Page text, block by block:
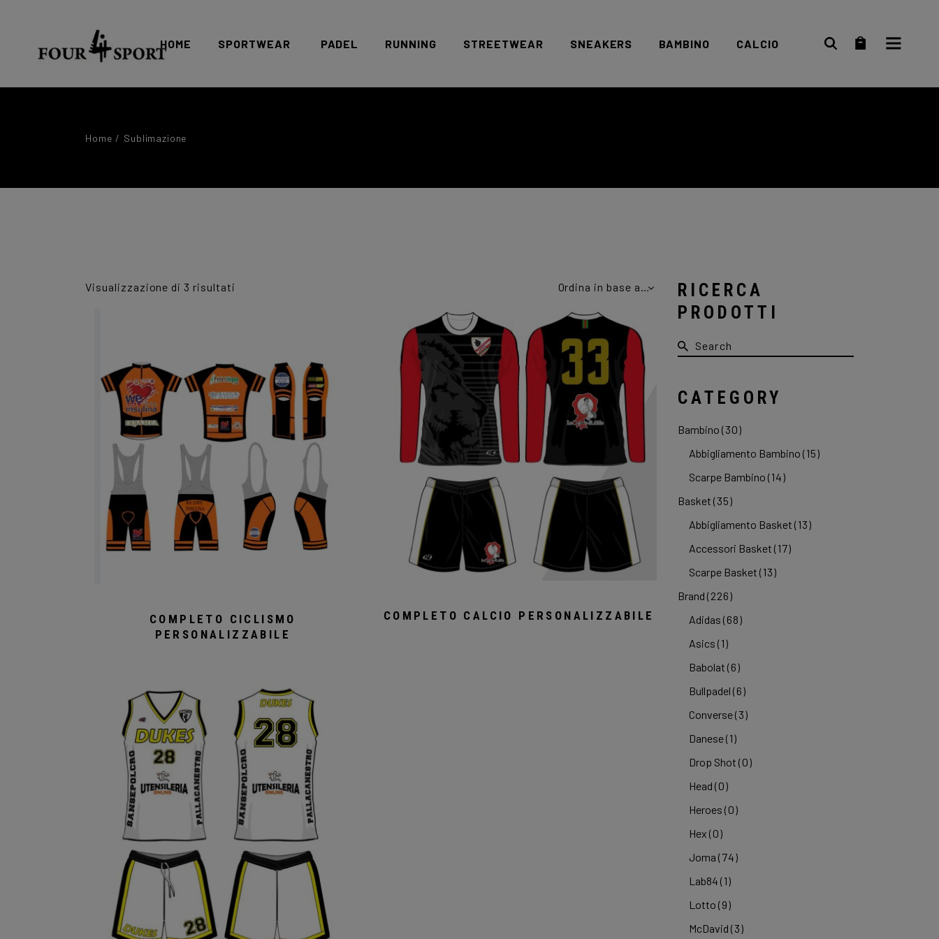
HOME SPORTWEAR PADEL
Accessori
RUNNING STREETWEAR SNEAKERS BAMBINO CALCIO
Home Sublimazione
Visualizzazione di 3 risultati Ordina in base al più recente
COMPLETO CICLISMO
PERSONALIZZABILE
COMPLETO CALCIO PERSONALIZZABILE
RICERCA
PRODOTTI
Search
for:
CATEGORY
Bambino (30)
Abbigliamento Bambino (15)
Scarpe Bambino (14)
Basket (35)
Abbigliamento Basket (13)
Accessori Basket (17)
Scarpe Basket (13)
Brand (226)
Adidas (68)
Asics (1)
Babolat (6)
Bullpadel (6)
Converse (3)
Danese (1)
Drop Shot (0)
Head (0)
Heroes (0)
Hex (0)
Joma (74)
Lab84 (1)
Lotto (9)
McDavid (3)